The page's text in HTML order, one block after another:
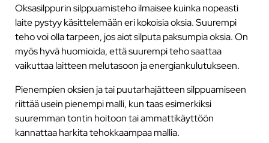
Oksasilppurin silppuamisteho ilmaisee kuinka nopeasti
laite pystyy käsittelemään eri kokoisia oksia. Suurempi
teho voi olla tarpeen, jos aiot silputa paksumpia oksia. On
myös hyvä huomioida, että suurempi teho saattaa
vaikuttaa laitteen melutasoon ja energiankulutukseen.
Pienempien oksien ja tai puutarhajätteen silppuamiseen
riittää usein pienempi malli, kun taas esimerkiksi
suuremman tontin hoitoon tai ammattikäyttöön
kannattaa harkita tehokkaampaa mallia.